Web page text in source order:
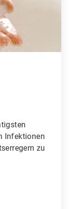
Infektionen
zu